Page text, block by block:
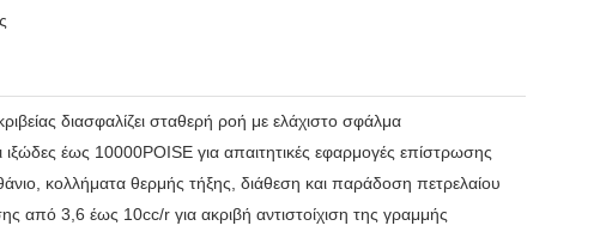
διασφαλίζει σταθερή ροή με ελάχιστο σφάλμα
έως 10000POISE για απαιτητικές εφαρμογές επίστρωσης
κολλήματα θερμής τήξης, διάθεση και παράδοση πετρελαίου
από 3,6 έως 10cc/r για ακριβή αντιστοίχιση της γραμμής